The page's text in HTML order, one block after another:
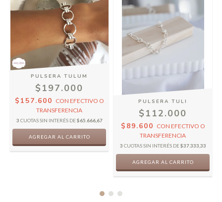
PULSERA TULUM
$197.000
$157.600 CON EFECTIVO O
TRANSFERENCIA
3 CUOTAS SIN INTERÉS DE$65.666,67
PULSERA TULI
$112.000
$89.600 CON EFECTIVO O
TRANSFERENCIA
3 CUOTAS SIN INTERÉS DE$37.333,33